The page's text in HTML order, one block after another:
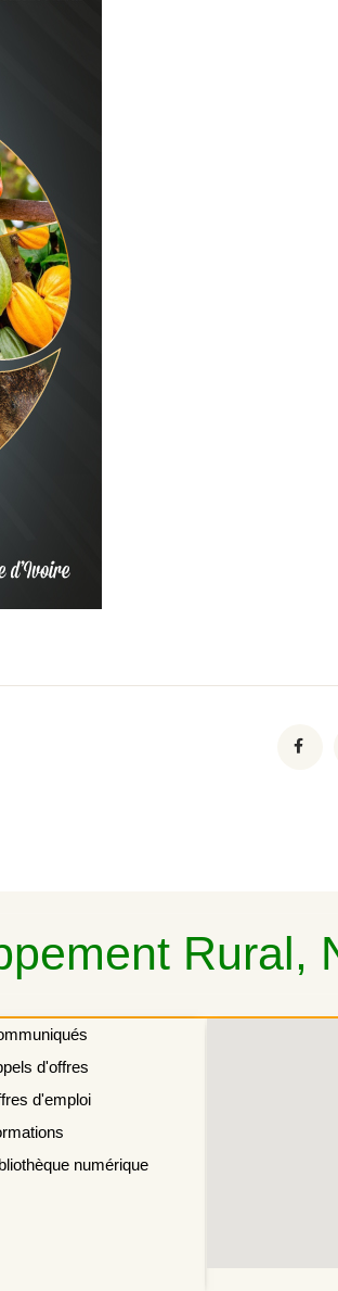
Rural,
d'offres
d'emploi
numérique